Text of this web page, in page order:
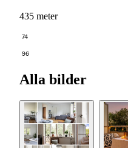
435 meter
74
96
Alla bilder